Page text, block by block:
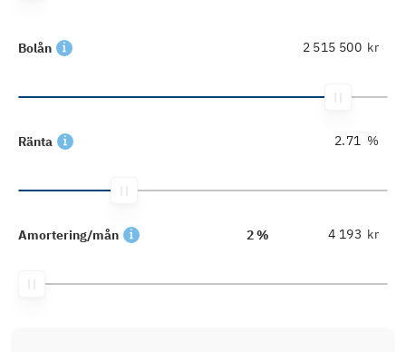
Bolån kr
Ränta %
Amortering/mån 2 % kr